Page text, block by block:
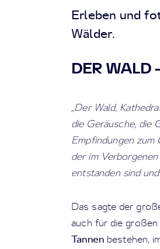
Erleben und
Wälder.
DER WALD
„Der Wald,
die Geräusche, die
Empfindungen zum
der im
entstanden sind
Das sagte der
auch für die
Tannen bestehen,